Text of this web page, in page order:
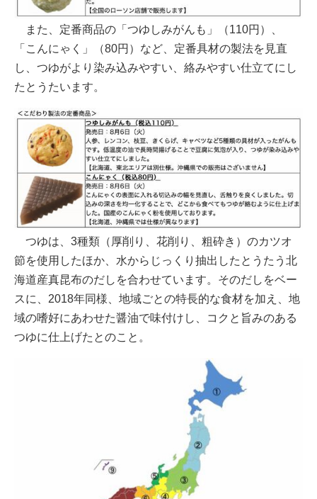
また、定番商品の「つゆしみがんも」（110円）、
「こんにゃく」（80円）など、定番具材の製法を見直
し、つゆがより染み込みやすい、絡みやすい仕立てにし
たとうたいます。
つゆは、3種類（厚削り、花削り、粗砕き）のカツオ
節を使用したほか、水からじっくり抽出したとうたう北
海道産真昆布のだしを合わせています。そのだしをベー
スに、2018年同様、地域ごとの特長的な食材を加え、地
域の嗜好にあわせた醤油で味付けし、コクと旨みのある
つゆに仕上げたとのこと。